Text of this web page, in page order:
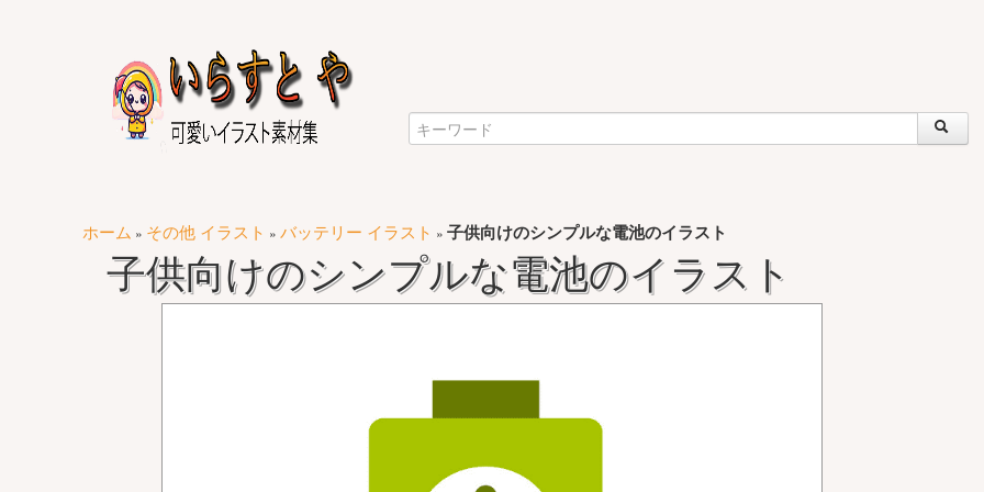
ホーム » その他 イラスト » バッテリー イラスト » 子供向けのシンプルな電池のイラスト
子供向けのシンプルな電池のイラスト